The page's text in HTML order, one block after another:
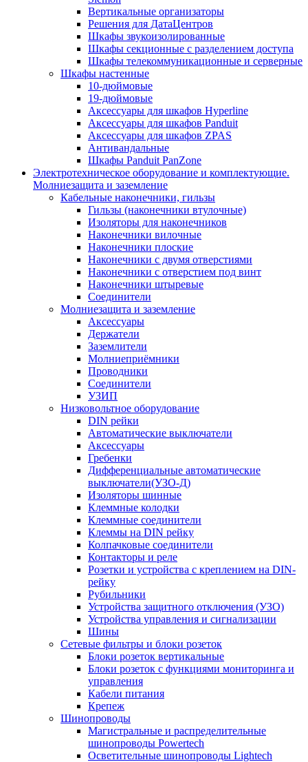
Вертикальные организаторы
Решения для ДатаЦентров
Шкафы звукоизолированные
Шкафы секционные с разделением доступа
Шкафы телекоммуникационные и серверные
Шкафы настенные
10-дюймовые
19-дюймовые
Аксессуары для шкафов Hyperline
Аксессуары для шкафов Panduit
Аксессуары для шкафов ZPAS
Антивандальные
Шкафы Panduit PanZone
Электротехническое оборудование и комплектующие.
Молниезащита и заземление
Кабельные наконечники, гильзы
Гильзы (наконечники втулочные)
Изоляторы для наконечников
Наконечники вилочные
Наконечники плоские
Наконечники с двумя отверстиями
Наконечники с отверстием под винт
Наконечники штыревые
Соединители
Молниезащита и заземление
Аксессуары
Держатели
Заземлители
Молниеприёмники
Проводники
Соединители
УЗИП
Низковольтное оборудование
DIN рейки
Автоматические выключатели
Аксессуары
Гребенки
Дифференциальные автоматические
выключатели(УЗО-Д)
Изоляторы шинные
Клеммные колодки
Клеммные соединители
Клеммы на DIN рейку
Колпачковые соединители
Контакторы и реле
Розетки и устройства с креплением на DIN-
рейку
Рубильники
Устройства защитного отключения (УЗО)
Устройства управления и сигнализации
Шины
Сетевые фильтры и блоки розеток
Блоки розеток вертикальные
Блоки розеток с функциями мониторинга и
управления
Кабели питания
Крепеж
Шинопроводы
Магистральные и распределительные
шинопроводы Powertech
Осветительные шинопроводы Lightech